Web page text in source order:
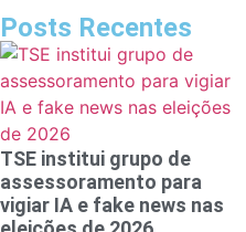
Posts Recentes
TSE institui grupo de
assessoramento para
vigiar IA e fake news nas